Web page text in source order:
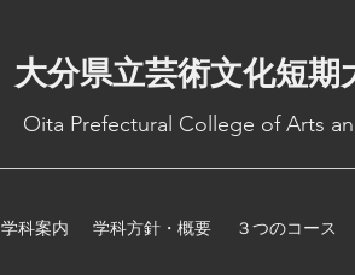
大分県立芸術文化短
Oita Prefectural College of Arts
学科案内 学科方針・概要 ３つのコース